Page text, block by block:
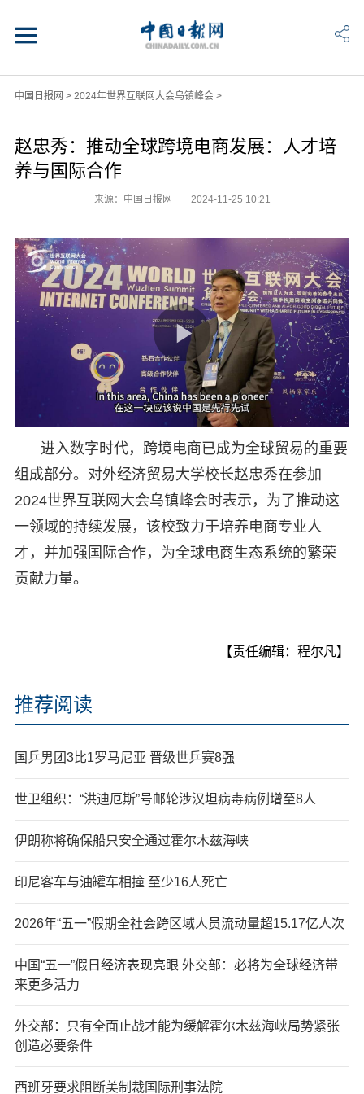
中国日报网 > 2024年世界互联网大会乌镇峰会>
赵忠秀：推动全球跨境电商发展：人才培
养与国际合作
来源：中国日报网 2024-11-25 10:21
进入数字时代，跨境电商已成为全球贸易的重要
组成部分。对外经济贸易大学校长赵忠秀在参加
2024世界互联网大会乌镇峰会时表示，为了推动这
一领域的持续发展，该校致力于培养电商专业人
才，并加强国际合作，为全球电商生态系统的繁荣
贡献力量。
【责任编辑：程尔凡】
推荐阅读
国乒男团3比1罗马尼亚 晋级世乒赛8强
世卫组织：“洪迪厄斯”号邮轮涉汉坦病毒病例增至8人
伊朗称将确保船只安全通过霍尔木兹海峡
印尼客车与油罐车相撞 至少16人死亡
2026年“五一”假期全社会跨区域人员流动量超15.17亿人次
中国“五一”假日经济表现亮眼 外交部：必将为全球经济带
来更多活力
外交部：只有全面止战才能为缓解霍尔木兹海峡局势紧张
创造必要条件
西班牙要求阻断美制裁国际刑事法院